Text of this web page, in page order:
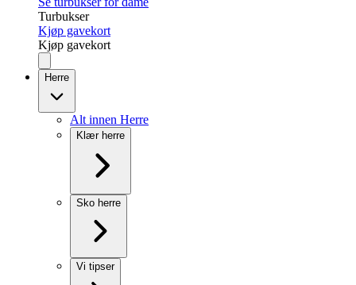
Turbukser
Kjøp gavekort
Kjøp gavekort
Herre
Alt innen Herre
Klær herre
Sko herre
Vi tipser